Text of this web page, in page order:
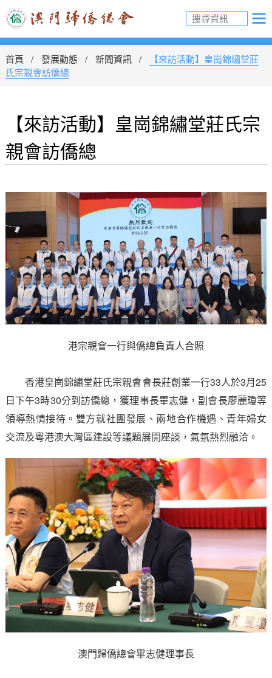
首頁 發展動態 新聞資訊
【來訪活動】皇崗錦繡堂莊
氏宗親會訪僑總
【來訪活動】皇崗錦繡堂莊氏宗
親會訪僑總
港宗親會一行與僑總負責人合照
香港皇崗錦繡堂莊氏宗親會會長莊創業一行33人於3月25
日下午3時30分到訪僑總，獲理事長畢志健，副會長廖麗瓊等
領導熱情接待。雙方就社團發展、兩地合作機遇、青年婦女
交流及粵港澳大灣區建設等議題展開座談，氣氛熱烈融洽。
澳門歸僑總會畢志健理事長